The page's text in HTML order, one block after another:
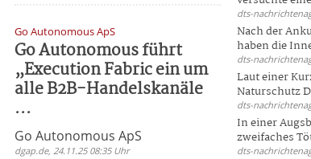
Go Autonomous ApS
Go Autonomous führt
„Execution Fabric ein um
alle B2B-Handelskanäle
...
Go Autonomous ApS
dgap.de, 24.11.25 08:35 Uhr
dts-
Nach der
haben die
dts-
Laut einer
Naturschutz
dts-
In einer
zweifaches
dts-